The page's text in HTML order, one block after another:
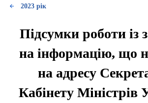
2023 рік
Підсумки роботи із
на інформацію, що
на адресу
Кабінету Міністрів